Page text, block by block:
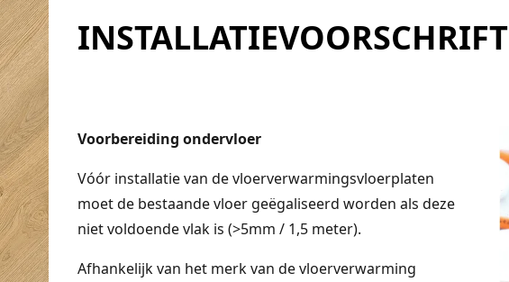
INSTALLATIEVOORSCHRIFT
Voorbereiding ondervloer
Vóór installatie van de vloerverwarmingsvloerplaten
moet de bestaande vloer geëgaliseerd worden als deze
niet voldoende vlak is (>5mm / 1,5 meter).
Afhankelijk van het merk van de vloerverwarming